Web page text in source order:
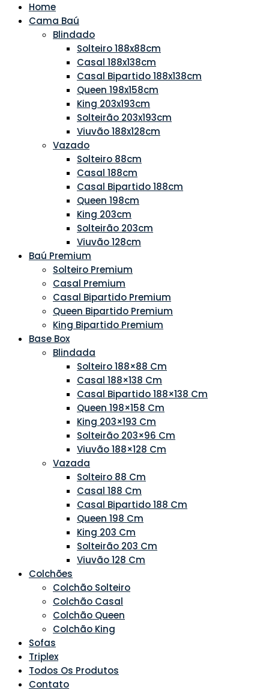
Home
Cama Baú
Blindado
Solteiro 188x88cm
Casal 188x138cm
Casal Bipartido 188x138cm
Queen 198x158cm
King 203x193cm
Solteirão 203x193cm
Viuvão 188x128cm
Vazado
Solteiro 88cm
Casal 188cm
Casal Bipartido 188cm
Queen 198cm
King 203cm
Solteirão 203cm
Viuvão 128cm
Baú Premium
Solteiro Premium
Casal Premium
Casal Bipartido Premium
Queen Bipartido Premium
King Bipartido Premium
Base Box
Blindada
Solteiro 188×88 Cm
Casal 188×138 Cm
Casal Bipartido 188×138 Cm
Queen 198×158 Cm
King 203×193 Cm
Solteirão 203×96 Cm
Viuvão 188×128 Cm
Vazada
Solteiro 88 Cm
Casal 188 Cm
Casal Bipartido 188 Cm
Queen 198 Cm
King 203 Cm
Solteirão 203 Cm
Viuvão 128 Cm
Colchões
Colchão Solteiro
Colchão Casal
Colchão Queen
Colchão King
Sofas
Triplex
Todos Os Produtos
Contato